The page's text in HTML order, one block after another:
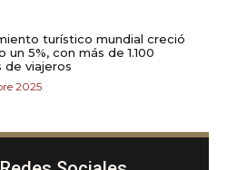
turístico mundial creció
un 5%, con más de 1.100
de viajeros
2025